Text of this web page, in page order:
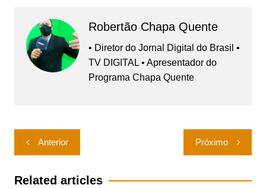
Robertão Chapa Quente
• Diretor do Jornal Digital do Brasil •
TV DIGITAL • Apresentador do
Programa Chapa Quente
Navegação
de
Post
Anterior Próximo
Related articles